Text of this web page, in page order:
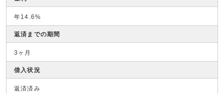
年14.6%
返済までの期間
3ヶ月
借入状況
返済済み